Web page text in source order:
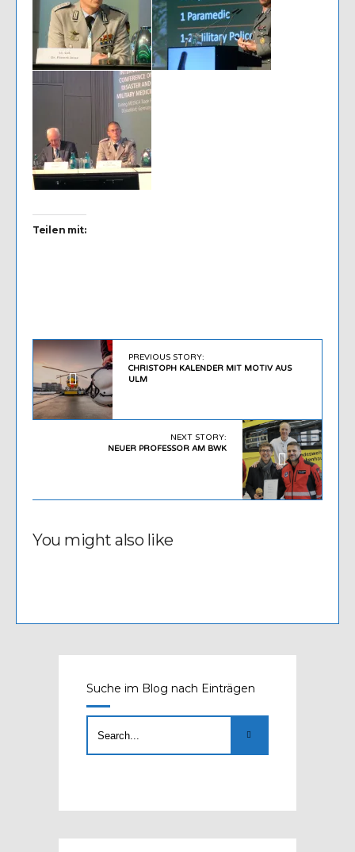
Teilen mit:
PREVIOUS STORY:
CHRISTOPH KALENDER MIT MOTIV AUS
ULM
NEXT STORY:
NEUER PROFESSOR AM BWK
You might also like
Suche im Blog nach Einträgen